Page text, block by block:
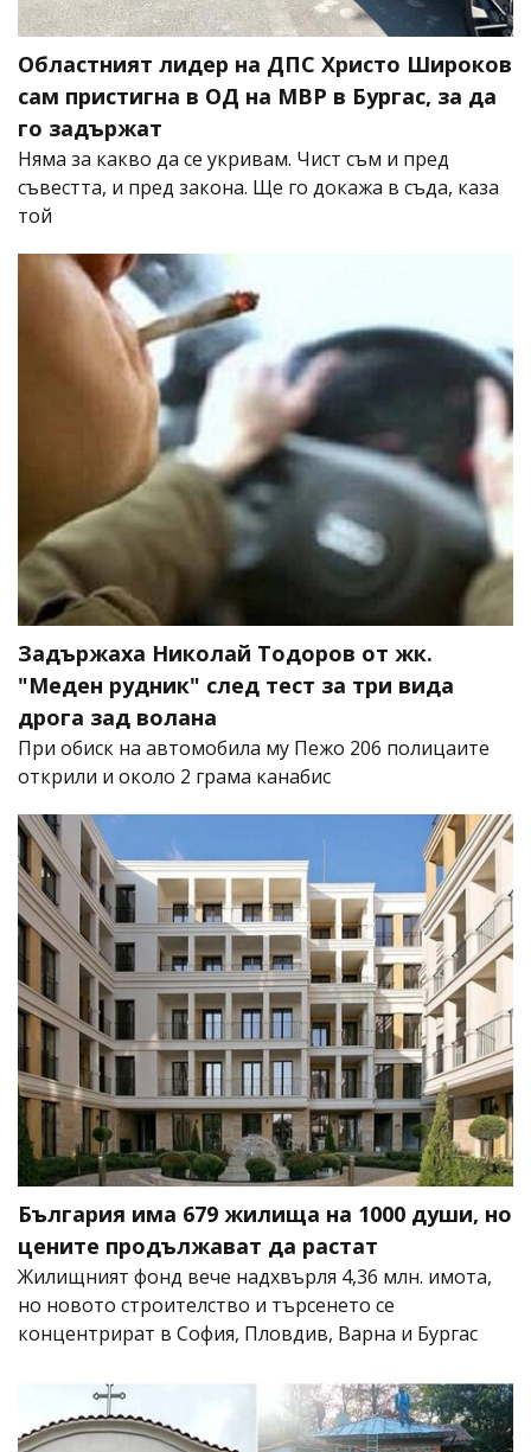
Областният лидер на ДПС Христо Широков
сам пристигна в ОД на МВР в Бургас, за да
го задържат
Няма за какво да се укривам. Чист съм и пред
съвестта, и пред закона. Ще го докажа в съда, каза
той
Задържаха Николай Тодоров от жк.
"Меден рудник" след тест за три вида
дрога зад волана
При обиск на автомобила му Пежо 206 полицаите
открили и около 2 грама канабис
България има 679 жилища на 1000 души, но
цените продължават да растат
Жилищният фонд вече надхвърля 4,36 млн. имота,
но новото строителство и търсенето се
концентрират в София, Пловдив, Варна и Бургас